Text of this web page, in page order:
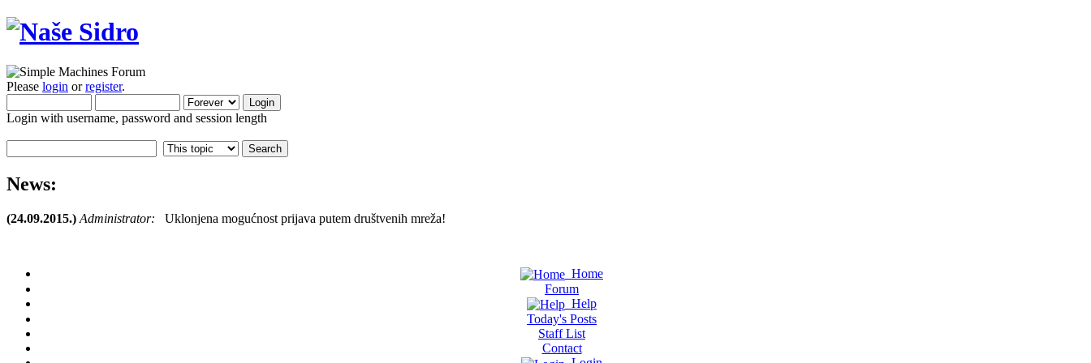
Please login orregister.
Login with username, password and session length
News:
(24.09.2015.) Administrator: Uklonjena mogućnost prijava putem društvenih mreža!
Home
Forum
Help
Today's Posts
Staff List
Contact